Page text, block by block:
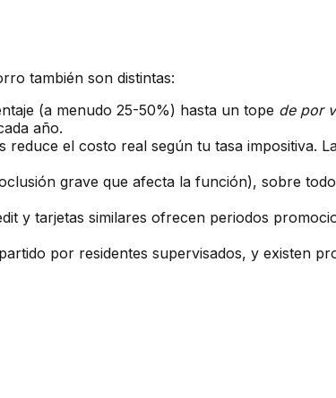
también son distintas:
(a menudo 25-50%) hasta un tope de por
año.
el costo real según tu tasa impositiva.
grave que afecta la función), sobre
y tarjetas similares ofrecen periodos
por residentes supervisados, y existen